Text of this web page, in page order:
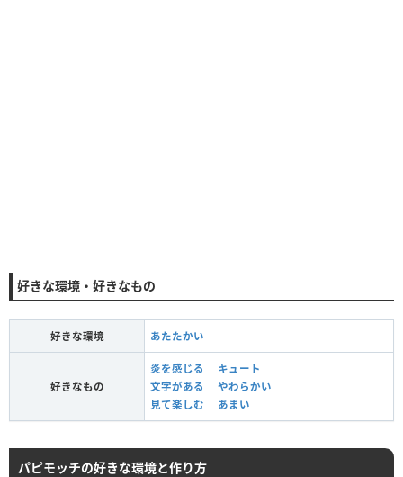
好きな環境・好きなもの
好きな環境 あたたかい
好きなもの
炎を感じる
キュート
文字がある
やわらかい
見て楽しむ
あまい
パピモッチの好きな環境と作り方